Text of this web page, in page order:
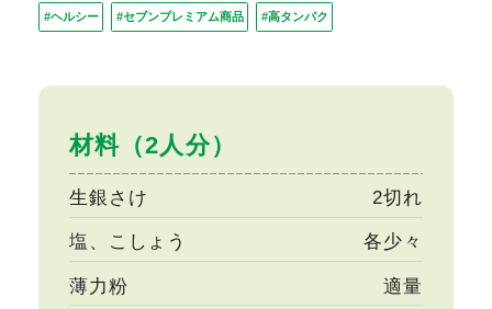
材料（2人分）
生銀さけ 2切れ
塩、こしょう 各少々
薄力粉 適量
#ヘルシー #セブンプレミアム商品 #高タンパク